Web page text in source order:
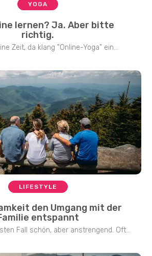
YOGA
lernen? Ja. Aber bitte
richtig.
Zeit, da klang "Online-Yoga" ein...
LIFESTYLE
den Umgang mit der
entspannt
Fall schön, aber anstrengend. Oft...